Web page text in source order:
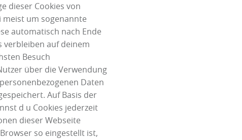
dieser Cookies von
um sogenannte
automatisch nach Ende
verbleiben auf deinem
Besuch
über die Verwendung
Daten
Auf Basis der
d u Cookies jederzeit
dieser Webseite
so eingestellt ist,